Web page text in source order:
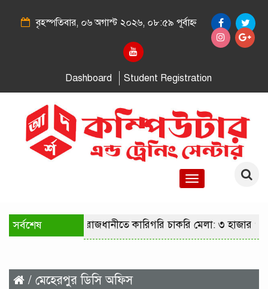
বৃহস্পতিবার, ০৬ অগাস্ট ২০২৬, ০৮:৫৯ পূর্বাহ্ন
Dashboard Student Registration
Toggle
সর্বশেষ রাজধানীতে কারিগরি চাকরি মেলা: ৩ হাজার
/ মেহেরপুর ডিসি অফিস